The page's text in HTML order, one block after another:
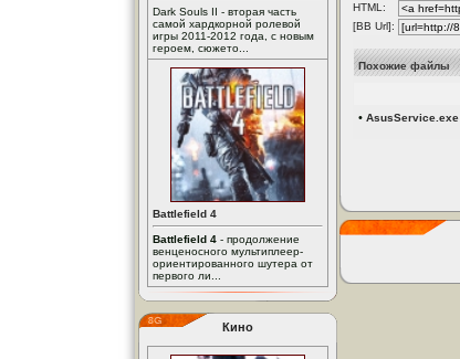
Dark Souls II - вторая часть
самой хардкорной ролевой
игры 2011-2012 года, с новым
героем, сюжето...
Battlefield 4
Battlefield 4 - продолжение
венценосного мультиплеер-
ориентированного шутера от
первого ли...
Кино
HTML:
[BB Url]:
Похожие файлы
• AsusService.exe